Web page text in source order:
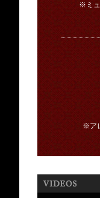
※ミュ
※ア